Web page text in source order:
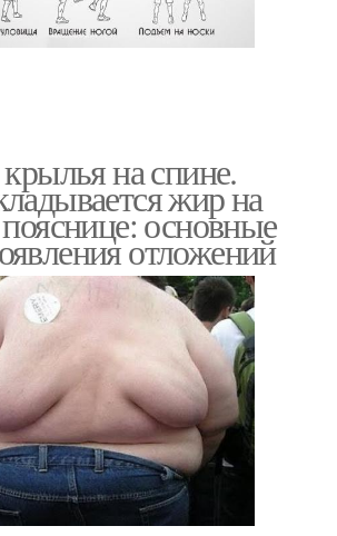
на спине.
жир на
основные
отложений